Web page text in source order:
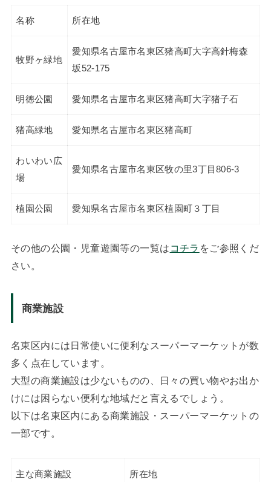
名称 所在地
牧野ヶ緑地
愛知県名古屋市名東区猪高町大字高針梅森
坂52-175
明徳公園 愛知県名古屋市名東区猪高町大字猪子石
猪高緑地 愛知県名古屋市名東区猪高町
わいわい広
場
愛知県名古屋市名東区牧の里3丁目806-3
植園公園 愛知県名古屋市名東区植園町３丁目
その他の公園・児童遊園等の一覧は コチラ をご参照くだ
さい。
商業施設
名東区内には日常使いに便利なスーパーマーケットが数
多く点在しています。
大型の商業施設は少ないものの、日々の買い物やお出か
けには困らない便利な地域だと言えるでしょう。
以下は名東区内にある商業施設・スーパーマーケットの
一部です。
主な商業施設 所在地